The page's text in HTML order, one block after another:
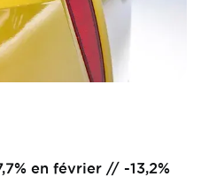
en février // -13,2%